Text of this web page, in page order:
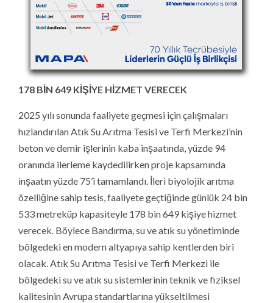
178 BİN 649 KİŞİYE HİZMET VERECEK
2025 yılı sonunda faaliyete geçmesi için çalışmaları
hızlandırılan Atık Su Arıtma Tesisi ve Terfi Merkezi’nin
beton ve demir işlerinin kaba inşaatında, yüzde 94
oranında ilerleme kaydedilirken proje kapsamında
inşaatın yüzde 75’i tamamlandı. İleri biyolojik arıtma
özelliğine sahip tesis, faaliyete geçtiğinde günlük 24 bin
533 metreküp kapasiteyle 178 bin 649 kişiye hizmet
verecek. Böylece Bandırma, su ve atık su yönetiminde
bölgedeki en modern altyapıya sahip kentlerden biri
olacak. Atık Su Arıtma Tesisi ve Terfi Merkezi ile
bölgedeki su ve atık su sistemlerinin teknik ve fiziksel
kalitesinin Avrupa standartlarına yükseltilmesi